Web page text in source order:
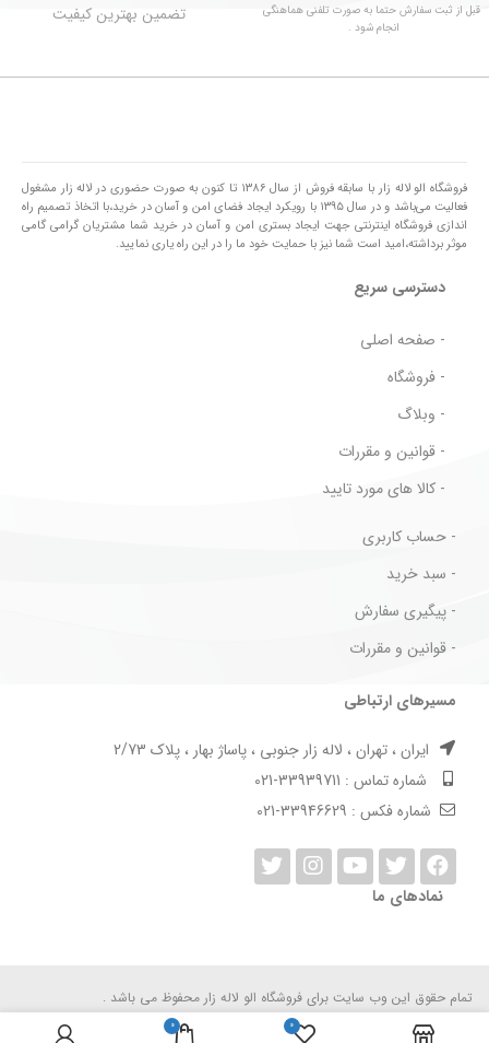
قبل از ثبت سفارش حتما به صورت تلفنی هماهنگی
انجام شود .
تضمین بهترین کیفیت
فروشگاه الو لاله زار با سابقه فروش از سال ۱۳۸۶ تا کنون به صورت حضوری در لاله زار مشغول
فعالیت می‌باشد و در سال ۱۳۹۵ با رویکرد ایجاد فضای امن و آسان در خرید،با اتخاذ تصمیم راه
اندازی فروشگاه اینترنتی جهت ایجاد بستری امن و آسان در خرید شما مشتریان گرامی گامی
موثر برداشته،امید است شما نیز با حمایت خود ما را در این راه یاری نمایید.
دسترسی سریع
- صفحه اصلی
- فروشگاه
- وبلاگ
- قوانین و مقررات
- کالا های مورد تایید
- حساب کاربری
- سبد خرید
- پیگیری سفارش
- قوانین و مقررات
مسیرهای ارتباطی
ایران ، تهران ، لاله زار جنوبی ، پاساژ بهار ، پلاک 2/73
شماره تماس : 33939711-021
شماره فکس : 33946629-021
نمادهای ما
تمام حقوق این وب سایت برای فروشگاه الو لاله زار محفوظ می باشد .
0
0